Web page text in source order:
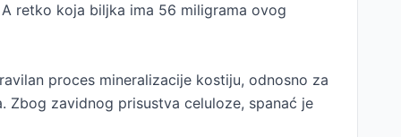
retko koja biljka ima 56 miligrama ovog
proces mineralizacije kostiju, odnosno za
Zbog zavidnog prisustva celuloze, spanać je